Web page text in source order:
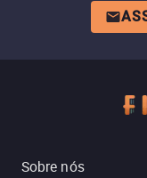
Sobre nós